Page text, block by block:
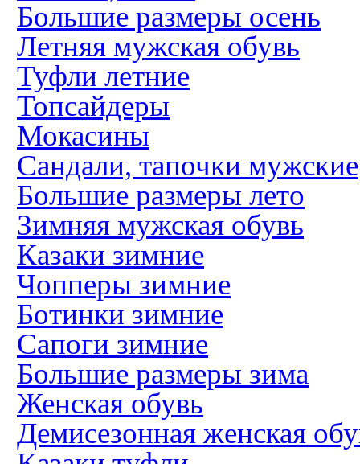
Большие размеры осень
Летняя мужская обувь
Туфли летние
Топсайдеры
Мокасины
Сандали, тапочки мужские
Большие размеры лето
Зимняя мужская обувь
Казаки зимние
Чопперы зимние
Ботинки зимние
Сапоги зимние
Большие размеры зима
Женская обувь
Демисезонная женская